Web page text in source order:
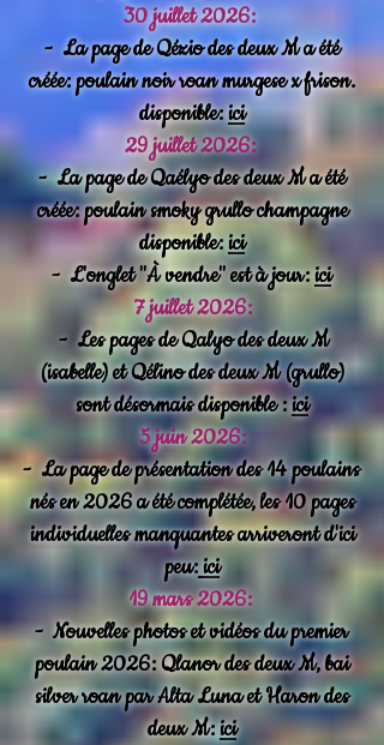
30 juillet 2026:
-La page de Qézio des deux M a été
créée: poulain noir roan murgese x frison.
disponible:ici
29 juillet 2026:
-La page de Qaélyo des deux M a été
créée: poulain smoky grullo champagne
disponible:ici
- L'onglet "À vendre" est à jour:ici
7 juillet 2026:
- Les pages de Qalyo des deux M
(isabelle) et Qélino des deux M (grullo)
sont désormais disponible :ici
5 juin 2026:
- La page de présentation des 14 poulains
nés en 2026 a été complétée, les 10 pages
individuelles manquantes arriveront d'ici
peu:ici
19 mars 2026:
- Nouvelles photos et vidéos dupremier
poulain 2026: Qlanor des deux M, bai
silver roan par Alta Luna et Haron des
deux M:ici